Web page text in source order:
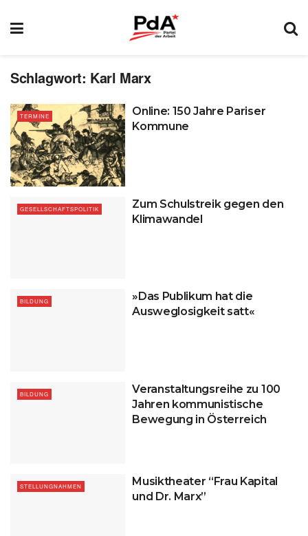
Schlagwort: Karl Marx
TERMINE
Online: 150 Jahre Pariser
Kommune
GESELLSCHAFTSPOLITIK
Zum Schulstreik gegen den
Klimawandel
BILDUNG
»Das Publikum hat die
Ausweglosigkeit satt«
BILDUNG
Veranstaltungsreihe zu 100
Jahren kommunistische
Bewegung in Österreich
STELLUNGNAHMEN
Musiktheater “Frau Kapital
und Dr. Marx”